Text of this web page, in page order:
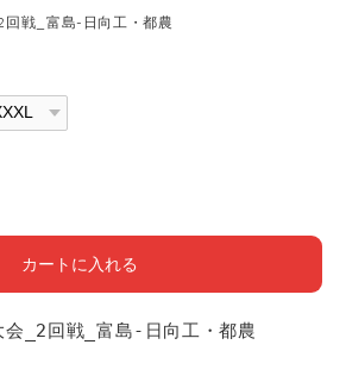
戦_富島-日向工・都農
カートに入れる
_2回戦_富島-日向工・都農